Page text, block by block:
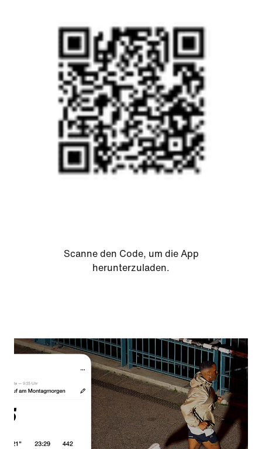
Scanne den Code, um die App
herunterzuladen.